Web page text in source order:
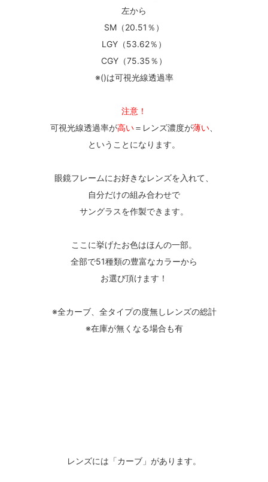
左から
SM（20.51％）
LGY（53.62％）
CGY（75.35％）
※()は可視光線透過率
注意！
可視光線透過率が高い＝レンズ濃度が薄い
ということになります。
眼鏡フレームにお好きなレンズを入れて、
自分だけの組み合わせで
サングラスを作製できます。
ここに挙げたお色はほんの一部。
全部で51種類の豊富なカラーから
お選び頂けます！
※全カーブ、全タイプの度無しレンズの総計
※在庫が無くなる場合も有
レンズには「カーブ」があります。